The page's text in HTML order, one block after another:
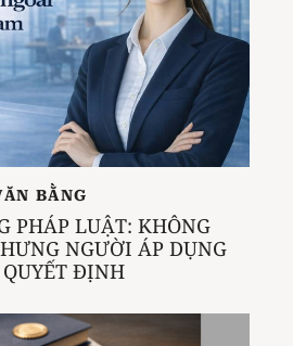
BẰNG
PHÁP LUẬT: KHÔNG
NGƯỜI ÁP DỤNG
ĐỊNH